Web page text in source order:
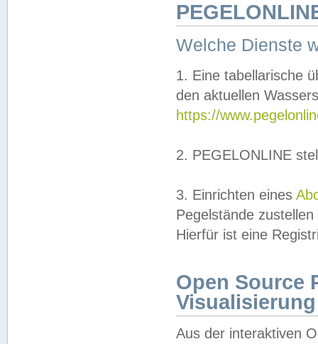
Welche Dienste
1. Eine tabellarische
den aktuellen
https://
2. PEGELONLINE
3. Einrichten eines
Pegelstände
Hierfür ist eine
Open Source
Visualisierung
Aus der interaktiven